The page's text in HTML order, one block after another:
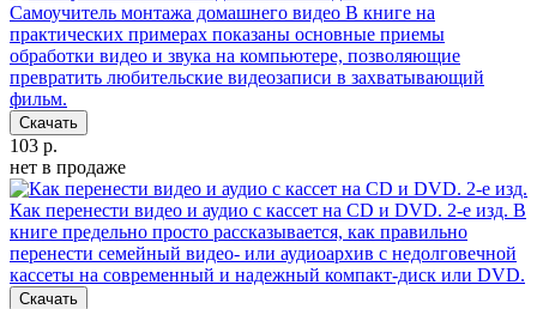
Самоучитель монтажа домашнего видео В книге на
практических примерах показаны основные приемы
обработки видео и звука на компьютере, позволяющие
превратить любительские видеозаписи в захватывающий
фильм.
Скачать
103 р.
нет в продаже
Как перенести видео и аудио с кассет на CD и DVD. 2-е изд. В
книге предельно просто рассказывается, как правильно
перенести семейный видео- или аудиоархив с недолговечной
кассеты на современный и надежный компакт-диск или DVD.
Скачать